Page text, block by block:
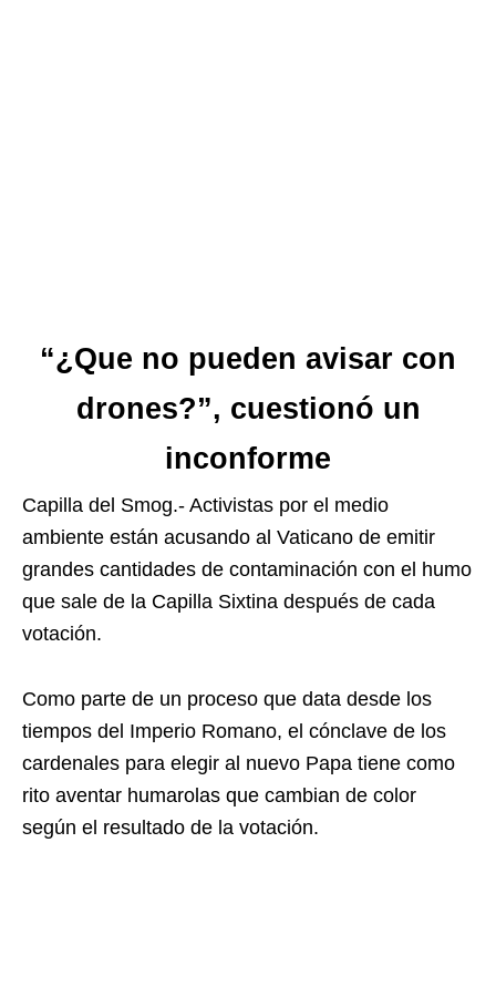
“¿Que no pueden avisar con
drones?”, cuestionó un
inconforme
Capilla del Smog.- Activistas por el medio
ambiente están acusando al Vaticano de emitir
grandes cantidades de contaminación con el humo
que sale de la Capilla Sixtina después de cada
votación.
Como parte de un proceso que data desde los
tiempos del Imperio Romano, el cónclave de los
cardenales para elegir al nuevo Papa tiene como
rito aventar humarolas que cambian de color
según el resultado de la votación.